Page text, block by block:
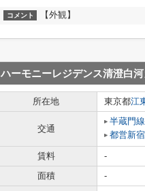
コメント 【外観】
ハーモニーレジデンス清澄白
所在地 東京都江
交通
半蔵門線
都営新
賃料 -
面積
-